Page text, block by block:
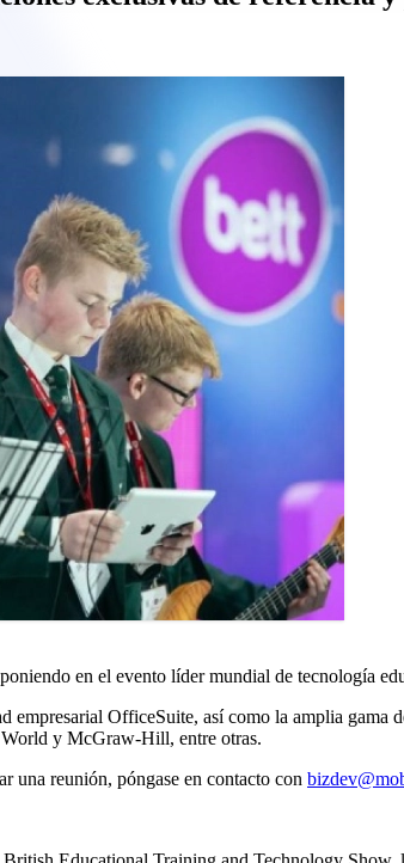
en el evento líder mundial de tecnología
empresarial OfficeSuite, así como la amplia
y McGraw-Hill, entre otras.
una reunión, póngase en contacto con